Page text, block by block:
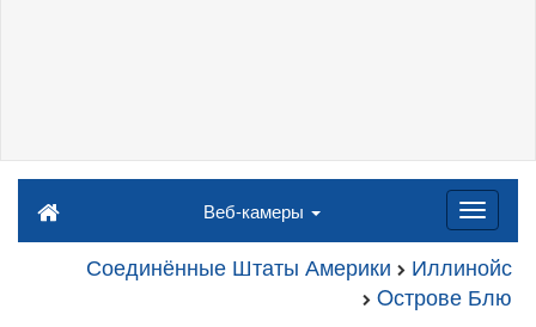
Веб-камеры
Соединённые Штаты Америки
Иллинойс
Oстрове Блю